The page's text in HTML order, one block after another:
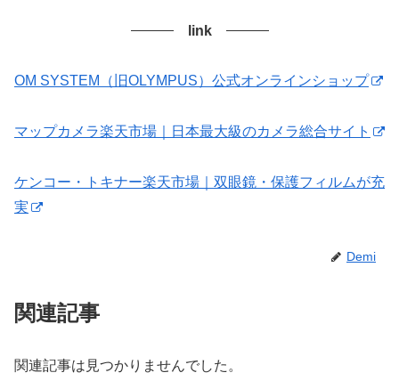
link
OM SYSTEM（旧OLYMPUS）公式オンラインショップ
マップカメラ楽天市場｜日本最大級のカメラ総合サイト
ケンコー・トキナー楽天市場｜双眼鏡・保護フィルムが充
実
Demi
関連記事
関連記事は見つかりませんでした。